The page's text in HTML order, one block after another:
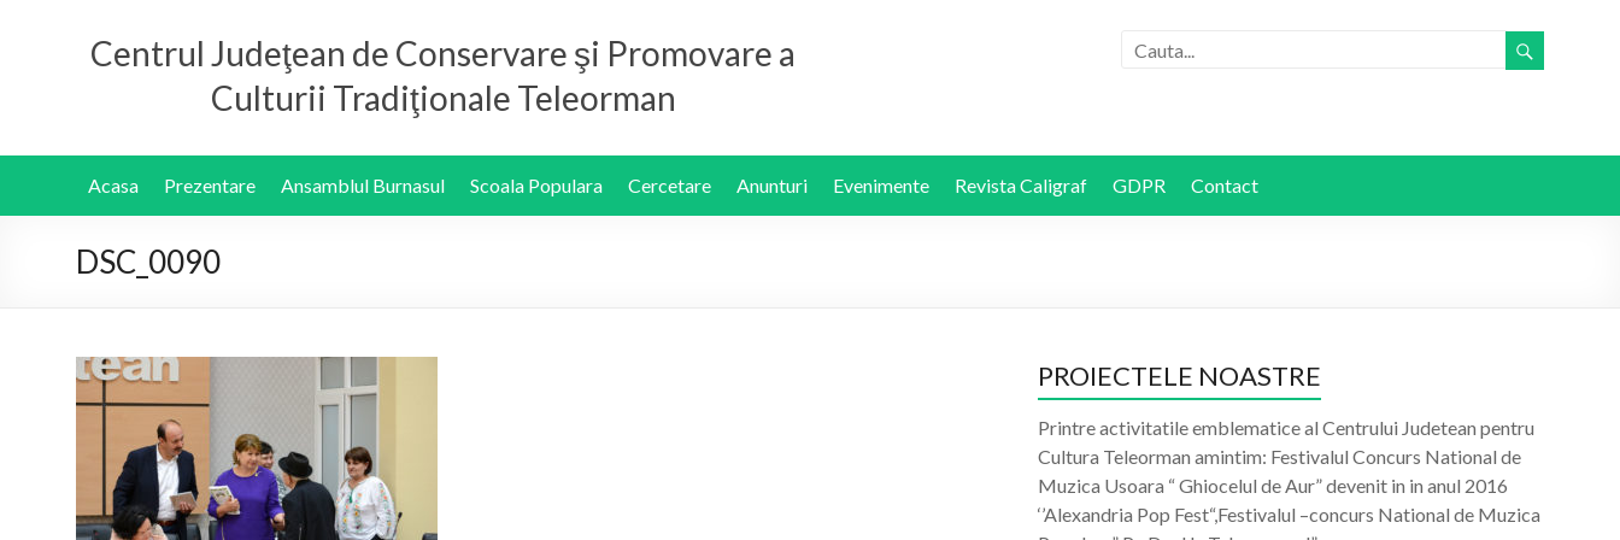
Centrul Judeţean de Conservare şi Promovare a
Culturii Tradiţionale Teleorman
Acasa Prezentare Ansamblul Burnasul Scoala Populara Cercetare Anunturi Evenimente Revista Caligraf GDPR Contact
DSC_0090
PROIECTELE NOASTRE
Printre activitatile emblematice al Centrului Judetean pentru
Cultura Teleorman amintim: Festivalul Concurs National de
Muzica Usoara “ Ghiocelul de Aur” devenit in in anul 2016
‘’Alexandria Pop Fest“,Festivalul –concurs National de Muzica